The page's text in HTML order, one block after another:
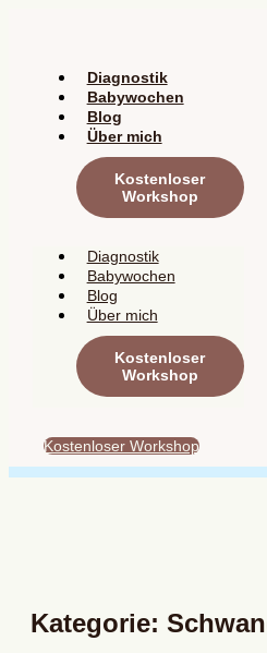
Diagnostik
Babywochen
Blog
Über mich
Kostenloser
Workshop
Diagnostik
Babywochen
Blog
Über mich
Kostenloser
Workshop
Kostenloser Workshop
Kategorie: